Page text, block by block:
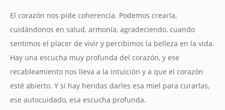
El corazón nos pide coherencia. Podemos crearla,
cuidándonos en salud, armonía, agradeciendo, cuando
sentimos el placer de vivir y percibimos la belleza en la vida.
Hay una escucha muy profunda del corazón, y ese
recableamiento nos lleva a la intuición y a que el corazón
esté abierto. Y si hay heridas darles esa miel para curarlas,
ese autocuidado, esa escucha profunda.